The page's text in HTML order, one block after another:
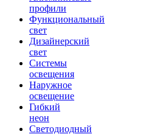
профили
Функциональный
свет
Дизайнерский
свет
Системы
освещения
Наружное
освещение
Гибкий
неон
Светодиодный